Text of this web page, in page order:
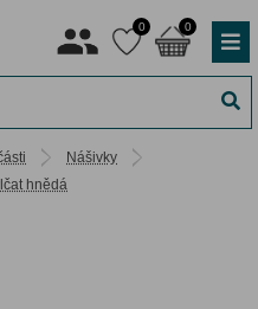
0 0
Nášivky
hnědá